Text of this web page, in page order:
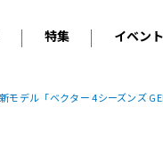
BMW
ナル動画
特集
2026 サマータイヤ
イベント
ル・ボ
デル「ベクター 4シーズンズ